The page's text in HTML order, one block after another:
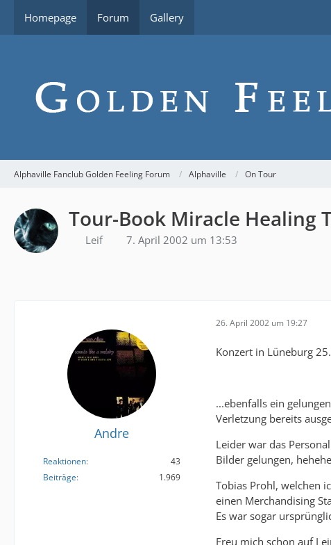
Homepage Forum Gallery
Alphaville Fanclub Golden Feeling Forum Alphaville On Tour
Tour-Book Miracle Healing
Leif 7. April 2002 um 13:53
Andre
Reaktionen
43
Beiträge
1.969
26. April 2002 um 19:27
Konzert in Lüneburg
...ebenfalls ein
Verletzung bereits
Leider war das
Bilder gelungen,
Tobias Prohl, welchen
einen Merchandising
Es war sogar
Freu mich schon auf